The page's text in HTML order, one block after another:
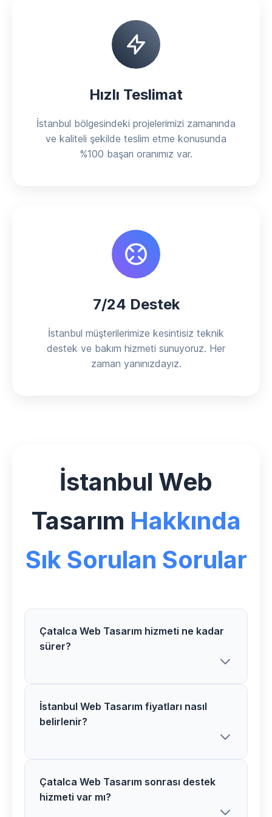
Hızlı Teslimat
İstanbul bölgesindeki projelerimizi zamanında
ve kaliteli şekilde teslim etme konusunda
%100 başarı oranımız var.
7/24 Destek
İstanbul müşterilerimize kesintisiz teknik
destek ve bakım hizmeti sunuyoruz. Her
zaman yanınızdayız.
İstanbul Web
Tasarım Hakkında
Sık Sorulan Sorular
Çatalca Web Tasarım hizmeti ne kadar
sürer?
Göksoy Medya olarak Çatalca
bölgesindeki Web Tasarım projelerimizi
süre değişiklik gösterebilir.
İstanbul Web Tasarım fiyatları nasıl
belirlenir?
İstanbul bölgesindeki Web Tasarım
fiyatlarımız proje kapsamı, özellikler ve
Çatalca Web Tasarım sonrası destek
hizmeti var mı?